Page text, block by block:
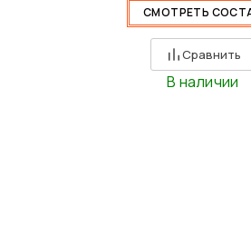
СМОТРЕТЬ
Сравнить
В наличии